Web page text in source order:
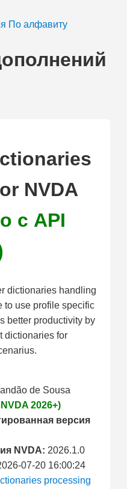
По алфавиту
NVDA
с API
dictionaries handling
to use profile specific
better productivity by
dictionaries for
de Sousa
2026+)
версия
NVDA: 2026.1.0
07-20 16:00:24
processing